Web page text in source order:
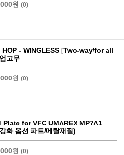
원 (0)
HOP - WINGLESS [Two-way/for all
고무
원 (0)
Plate for VFC UMAREX MP7A1
화 옵션 파트/메탈재질)
원 (0)